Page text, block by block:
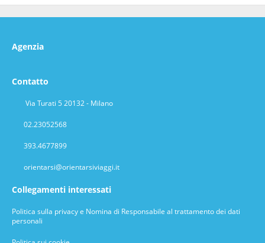
Agenzia
Contatto
Via Turati 5 20132 - Milano
02.23052568
393.4677899
orientarsi@orientarsiviaggi.it
Collegamenti interessati
Politica sulla privacy e Nomina di Responsabile al trattamento dei dati
personali